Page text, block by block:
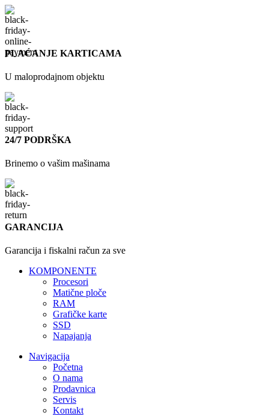
PLAĆANJE KARTICAMA
U maloprodajnom objektu
24/7 PODRŠKA
Brinemo o vašim mašinama
GARANCIJA
Garancija i fiskalni račun za sve
KOMPONENTE
Procesori
Matične ploče
RAM
Grafičke karte
SSD
Napajanja
Navigacija
Početna
O nama
Prodavnica
Servis
Kontakt